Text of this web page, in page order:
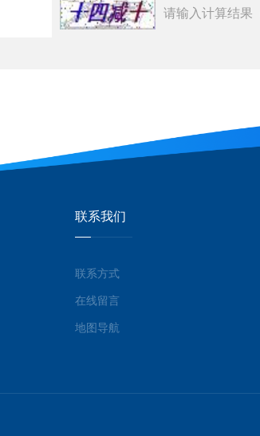
请输入计算结果
联系我们
联系方式
在线留言
地图导航